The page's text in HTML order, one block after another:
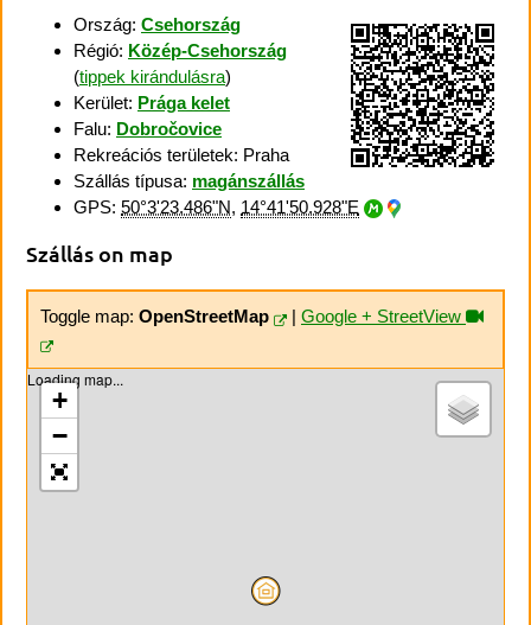
Ország: Csehország
Régió: Közép-Csehország
(tippek kirándulásra)
Kerület: Prága kelet
Falu: Dobročovice
Rekreációs területek: Praha
Szállás típusa: magánszállás
GPS: 50°3'23.486"N, 14°41'50.928"E
Szállás on map
Toggle map: OpenStreetMap | Google + StreetView
Loading map...
+
−